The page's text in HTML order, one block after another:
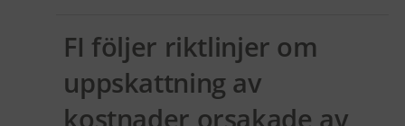
FI följer riktlinjer om
uppskattning av
kostnader orsakade av